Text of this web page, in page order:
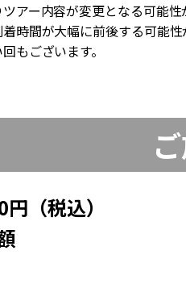
アー内容が変更となる可能性
時間が大幅に前後する可能性
もございます。
（税込）